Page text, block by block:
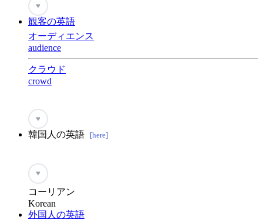
♥
観客の英語
オーディエンス
audience
クラウド
crowd
♥
韓国人の英語 [here]
♥
コーリアン
Korean
外国人の英語